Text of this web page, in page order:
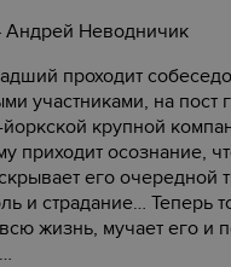
Андрей Неводничик
проходит
участниками, на пост
крупной
приходит осознание,
его очередной
и страдание… Теперь
жизнь, мучает его и